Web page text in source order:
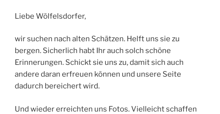
Liebe Wölfelsdorfer,
wir suchen nach alten Schätzen. Helft uns sie zu
bergen. Sicherlich habt Ihr auch solch schöne
Erinnerungen. Schickt sie uns zu, damit sich auch
andere daran erfreuen können und unsere Seite
dadurch bereichert wird.
Und wieder erreichten uns Fotos. Vielleicht schaffen